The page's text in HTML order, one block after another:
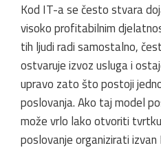
Kod IT-a se često stvara
visoko profitabilnim
tih ljudi radi samostalno,
ostvaruje izvoz usluga i
upravo zato što postoji
poslovanja. Ako taj model
može vrlo lako otvoriti
poslovanje organizirati